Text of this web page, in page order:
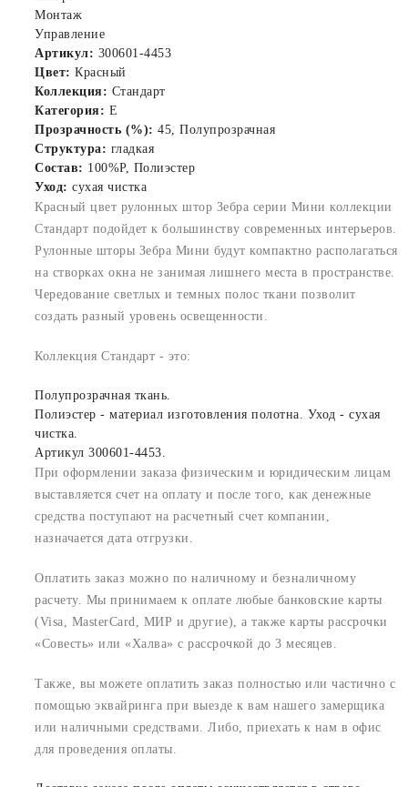
Монтаж
Управление
Артикул: 300601-4453
Цвет: Красный
Коллекция: Стандарт
Категория: E
Прозрачность (%): 45, Полупрозрачная
Структура: гладкая
Состав: 100%P, Полиэстер
Уход: сухая чистка
Красный цвет рулонных штор Зебра серии Мини коллекции
Стандарт подойдет к большинству современных интерьеров.
Рулонные шторы Зебра Мини будут компактно располагаться
на створках окна не занимая лишнего места в пространстве.
Чередование светлых и темных полос ткани позволит
создать разный уровень освещенности.
Коллекция Стандарт - это:
Полупрозрачная ткань.
Полиэстер - материал изготовления полотна. Уход - сухая
чистка.
Артикул 300601-4453.
При оформлении заказа физическим и юридическим лицам
выставляется счет на оплату и после того, как денежные
средства поступают на расчетный счет компании,
назначается дата отгрузки.
Оплатить заказ можно по наличному и безналичному
расчету. Мы принимаем к оплате любые банковские карты
(Visa, MasterCard, МИР и другие), а также карты рассрочки
«Совесть» или «Халва» с рассрочкой до 3 месяцев.
Также, вы можете оплатить заказ полностью или частично с
помощью эквайринга при выезде к вам нашего замерщика
или наличными средствами. Либо, приехать к нам в офис
для проведения оплаты.